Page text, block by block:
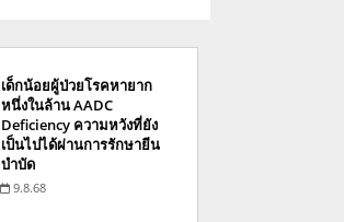
เด็กน้อยผู้ป่วยโรคหายาก
หนึ่งในล้าน AADC
Deficiency ความหวังที่ยัง
เป็นไปได้ผ่านการรักษายีน
บำบัด
9.8.68